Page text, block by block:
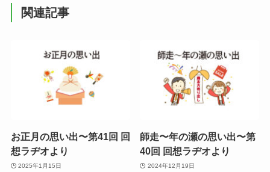
関連記事
お正月の思い出〜第41回 回
想ラヂオより
2025年1月15日
師走〜年の瀬の思い出〜第
40回 回想ラヂオより
2024年12月19日